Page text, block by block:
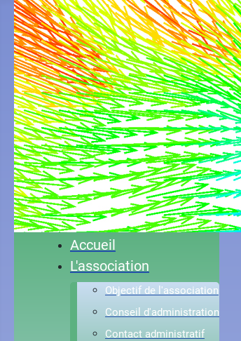
Accueil
L'association
Objectif de l'association
Conseil d'administration
Contact administratif